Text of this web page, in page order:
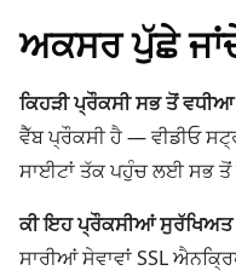
ਅਕਸਰ ਪੁੱਛੇ
ਕਿਹੜੀ ਪ੍ਰੌਕਸੀ ਸਭ ਤੋਂ
ਵੈੱਬ ਪ੍ਰੌਕਸੀ ਹੈ — ਵੀਡੀਓ
ਸਾਈਟਾਂ ਤੱਕ ਪਹੁੰਚ ਲਈ ਸਭ ਤੋਂ
ਕੀ ਇਹ ਪ੍ਰੌਕਸੀਆਂ ਸੁਰੱਖਿਅਤ
ਸਾਰੀਆਂ ਸੇਵਾਵਾਂ SSL